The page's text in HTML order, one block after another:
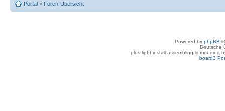
Portal » Foren-Übersicht
Powered by phpBB
Deutsche
plus light-install assembling & modding
board3